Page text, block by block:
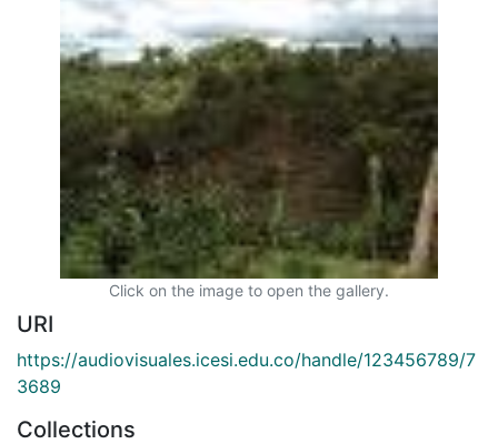
Click on the image to open the gallery.
URI
https://audiovisuales.icesi.edu.co/handle/123456789/7
3689
Collections